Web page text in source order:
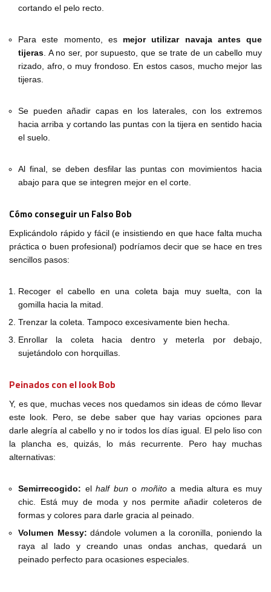
cortando el pelo recto.
Para este momento, es mejor utilizar navaja antes que
tijeras . A no ser, por supuesto, que se trate de un cabello muy
rizado, afro, o muy frondoso. En estos casos, mucho mejor las
tijeras.
Se pueden añadir capas en los laterales, con los extremos
hacia arriba y cortando las puntas con la tijera en sentido hacia
el suelo.
Al final, se deben desfilar las puntas con movimientos hacia
abajo para que se integren mejor en el corte.
Cómo conseguir un Falso Bob
Explicándolo rápido y fácil (e insistiendo en que hace falta mucha
práctica o buen profesional) podríamos decir que se hace en tres
sencillos pasos:
Recoger el cabello en una coleta baja muy suelta, con la
gomilla hacia la mitad.
Trenzar la coleta. Tampoco excesivamente bien hecha.
Enrollar la coleta hacia dentro y meterla por debajo,
sujetándolo con horquillas.
Peinados con el look Bob
Y, es que, muchas veces nos quedamos sin ideas de cómo llevar
este look. Pero, se debe saber que hay varias opciones para
darle alegría al cabello y no ir todos los días igual. El pelo liso con
la plancha es, quizás, lo más recurrente. Pero hay muchas
alternativas:
Semirrecogido: el half buno moñito a media altura es muy
chic. Está muy de moda y nos permite añadir coleteros de
formas y colores para darle gracia al peinado.
Volumen Messy: dándole volumen a la coronilla, poniendo la
raya al lado y creando unas ondas anchas, quedará un
peinado perfecto para ocasiones especiales.